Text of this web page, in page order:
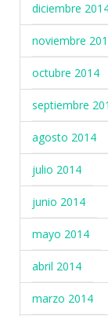
diciembre
noviembre
octubre 2014
septiembre
agosto 2014
julio 2014
junio 2014
mayo 2014
abril 2014
marzo 2014